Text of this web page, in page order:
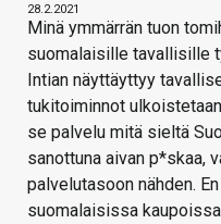
28.2.2021
Minä ymmärrän tuon
suomalaisille tavallisille
Intian näyttäyttyy
tukitoiminnot
se palvelu mitä sieltä
sanottuna aivan p*skaa,
palvelutasoon nähden.
suomalaisissa